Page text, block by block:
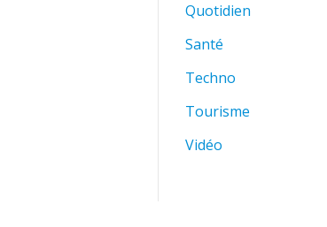
Quotidien
Santé
Techno
Tourisme
Vidéo